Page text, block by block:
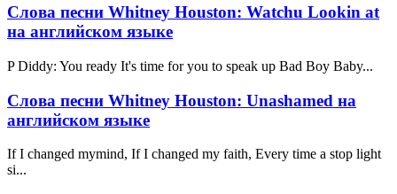
Слова песни Whitney Houston: Watchu Lookin at
на английском языке
P Diddy: You ready It's time for you to speak up Bad Boy Baby...
Слова песни Whitney Houston: Unashamed на
английском языке
If I changed mymind, If I changed my faith, Every time a stop light
si...